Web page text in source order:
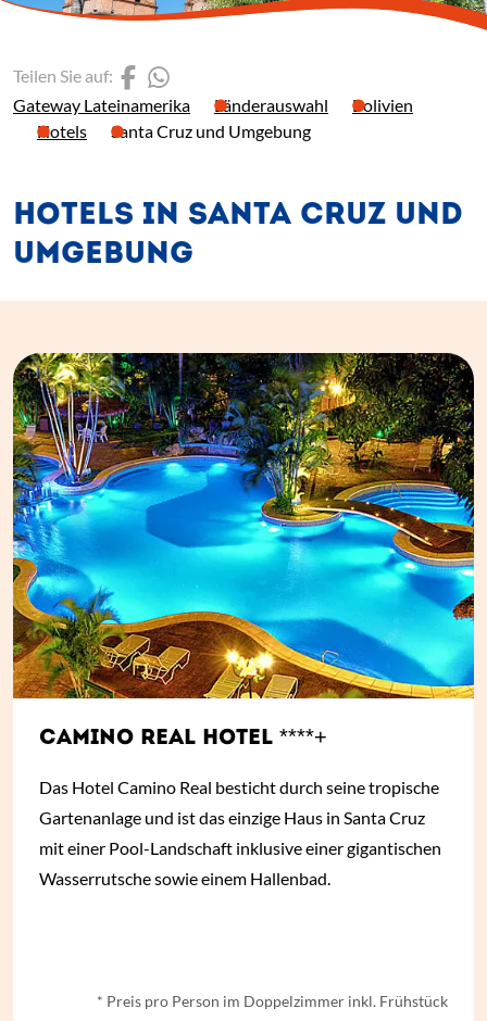
Gateway Lateinamerika Länderauswahl
Bolivien
Hotels
Santa Cruz und Umgebung
Teilen Sie auf: (Link öffnet einen neuen
HOTELS IN SANTA CRUZ UND
UMGEBUNG
CAMINO REAL HOTEL ****+
Das Hotel Camino Real besticht durch seine tropische
Gartenanlage und ist das einzige Haus in Santa Cruz
mit einer Pool-Landschaft inklusive einer gigantischen
Wasserrutsche sowie einem Hallenbad.
* Preis pro Person im Doppelzimmer inkl. Frühstück